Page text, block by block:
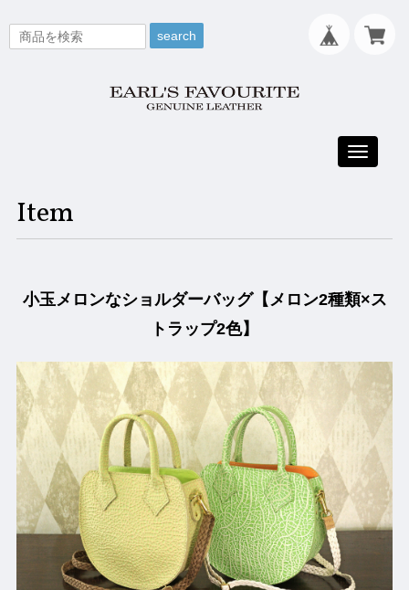
search
Toggle
Item
小玉メロンなショルダーバッグ【メロン2種類×ス
トラップ2色】